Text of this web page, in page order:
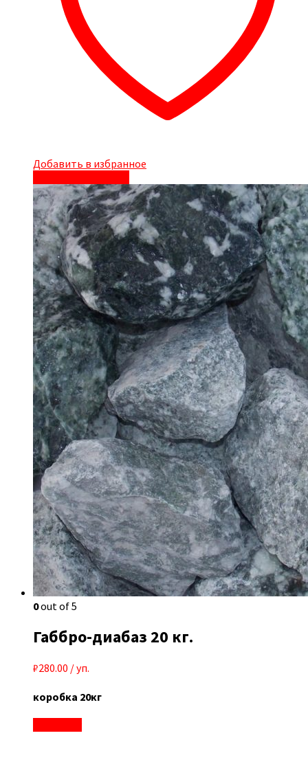
Добавить в избранное
0out of 5
Габбро-диабаз 20 кг.
₽280.00 / уп.
коробка 20кг